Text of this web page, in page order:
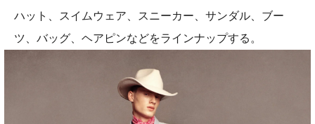
ハット、スイムウェア、スニーカー、サンダル、ブー
ツ、バッグ、ヘアピンなどをラインナップする。